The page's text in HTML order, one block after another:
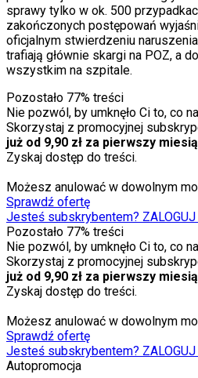
sprawy tylko w ok. 500
zakończonych postępowań
oficjalnym stwierdzeniu
trafiają głównie skargi na POZ, a
wszystkim na szpitale.
Pozostało 77% treści
Nie pozwól, by umknęło Ci to, co
Skorzystaj z promocyjnej
już od 9,90 zł za pierwszy
Zyskaj dostęp do treści.
Możesz anulować w dowolnym
Sprawdź ofertę
Jesteś subskrybentem? ZALOGUJ
Pozostało 77% treści
Nie pozwól, by umknęło Ci to, co
Skorzystaj z promocyjnej
już od 9,90 zł za pierwszy
Zyskaj dostęp do treści.
Możesz anulować w dowolnym
Sprawdź ofertę
Jesteś subskrybentem? ZALOGUJ
Autopromocja